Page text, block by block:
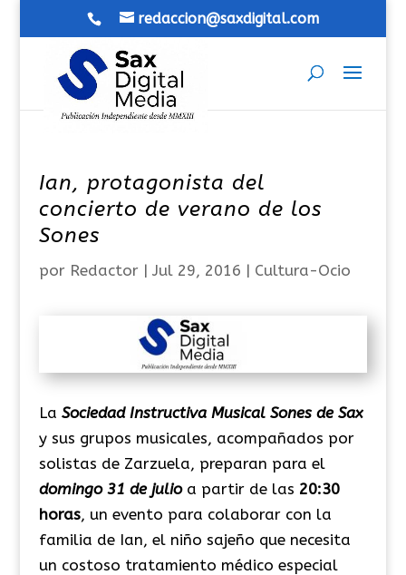
redaccion@saxdigital.com
Ian, protagonista del
concierto de verano de los
Sones
por Redactor| Jul 29, 2016 | Cultura-Ocio
La Sociedad Instructiva Musical Sones de Sax
y sus grupos musicales, acompañados por
solistas de Zarzuela, preparan para el
domingo 31 de julio a partir de las 20:30
horas, un evento para colaborar con la
familia de Ian, el niño sajeño que necesita
un costoso tratamiento médico especial